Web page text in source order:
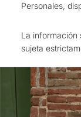
Personales,
La información
sujeta